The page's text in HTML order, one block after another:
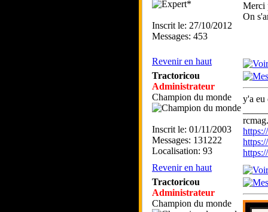
Inscrit le: 27/10/2012
Messages: 453
Merci
On
Revenir en haut
Tractoricou
Administrateur
Champion du monde
Inscrit le: 01/11/2003
Messages: 131222
Localisation: 93
y'a eu
Revenir en haut
Tractoricou
Administrateur
Champion du monde